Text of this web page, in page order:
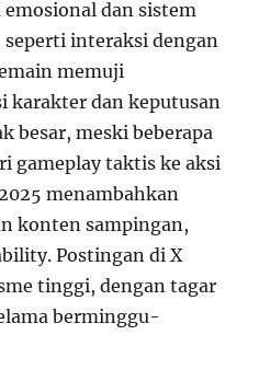
dan sistem
interaksi dengan
memuji
karakter dan keputusan
besar, meski beberapa
gameplay taktis ke aksi
menambahkan
konten sampingan,
Postingan di X
tinggi, dengan tagar
berminggu-